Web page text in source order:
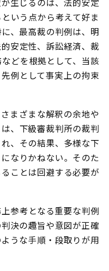
いう点から考えて好ま
、最高裁の判例は、明
安定性、訴訟経済、裁
どを根拠として、当該
例として事実上の拘束
まざまな解釈の余地や
、下級審裁判所の裁判
、その結果、多様な下
なりかねない。そのた
ことは回避する必要が
参考となる重要な判例
決の趣旨や意図が正確
うな手順・段取りが用